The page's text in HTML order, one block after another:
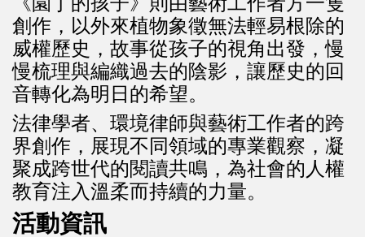
創作，以外來植物象徵無法輕易根除的
威權歷史，故事從孩子的視角出發，慢
慢梳理與編織過去的陰影，讓歷史的回
音轉化為明日的希望。
法律學者、環境律師與藝術工作者的跨
界創作，展現不同領域的專業觀察，凝
聚成跨世代的閱讀共鳴，為社會的人權
教育注入溫柔而持續的力量。
活動資訊